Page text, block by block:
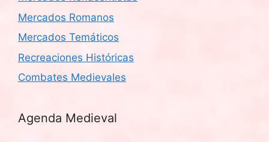
Mercados Romanos
Mercados Temáticos
Recreaciones Históricas
Combates Medievales
Agenda Medieval